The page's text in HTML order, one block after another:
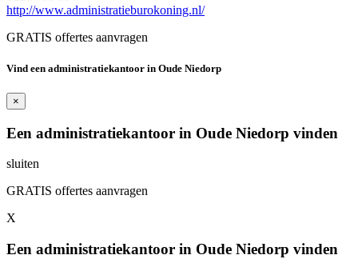
http://www.administratieburokoning.nl/
GRATIS offertes aanvragen
Vind een administratiekantoor in Oude Niedorp
×
Een administratiekantoor in Oude Niedorp vinden
sluiten
GRATIS offertes aanvragen
X
Een administratiekantoor in Oude Niedorp vinden